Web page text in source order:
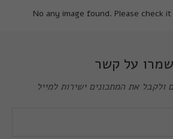
No any image found. Please check
שמרו על קשר
ולקבל את המתכונים ישירות למייל